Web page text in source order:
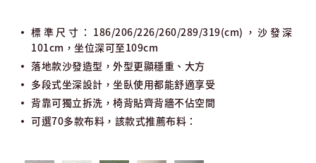
標準尺寸：186/206/226/260/289/319(cm)，沙發深
101cm，坐位深可至109cm
落地款沙發造型，外型更顯穩重、大方
多段式坐深設計，坐臥使用都能舒適享受
背靠可獨立拆洗，椅背貼齊背牆不佔空間
可選70多款布料，該款式推薦布料：